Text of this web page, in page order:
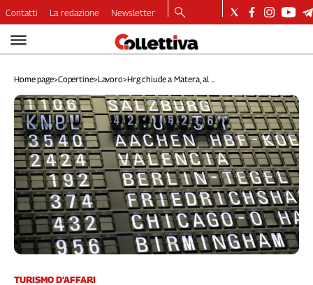
Video
Dirette
Longform
Copertine
Economia
Lavoro
Ambiente
Diritti
Welfare
Italia
Internazionale
Contatti La redazione Newsletter
Home page>Copertine>Lavoro>Hrg chiude a Matera, al ...
TURISMO D’AFFARI